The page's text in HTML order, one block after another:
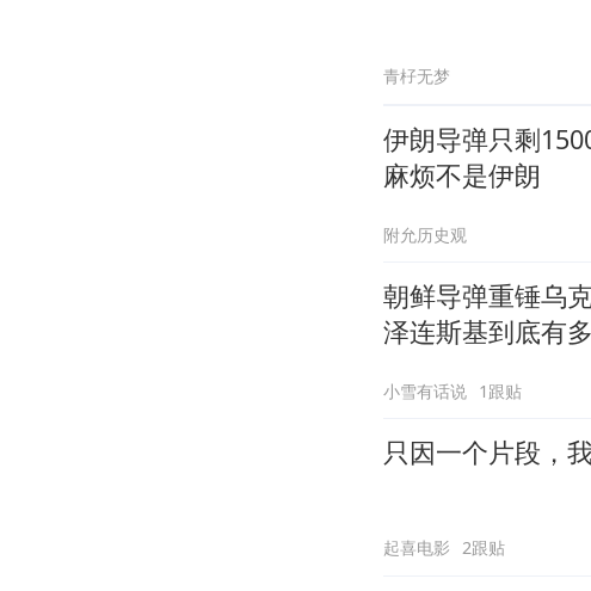
青杍无梦
伊朗导弹只剩
麻烦不是伊朗
附允历史观
朝鲜导弹重锤乌
泽连斯基到底有
小雪有话说 1跟贴
只因一个片段，
起喜电影 2跟贴